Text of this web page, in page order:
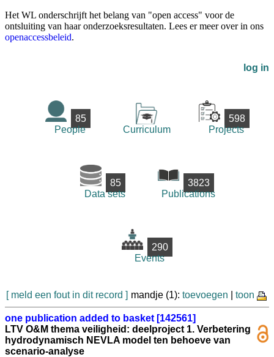
Het WL onderschrijft het belang van "open access" voor de
ontsluiting van haar onderzoeksresultaten. Lees er meer over in ons
openaccessbeleid.
log in
85
People
Curriculum
598
Projects
85
Data sets
3823
Publications
290
Events
[ meld een fout in dit record ] mandje (1): toevoegen toon
one publication added to basket [142561]
LTV O&M thema veiligheid: deelproject 1. Verbetering
hydrodynamisch NEVLA model ten behoeve van
scenario-analyse